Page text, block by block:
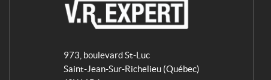
R
E
973, boulevard St-Luc
Saint-Jean-Sur-Richelieu (Québec)